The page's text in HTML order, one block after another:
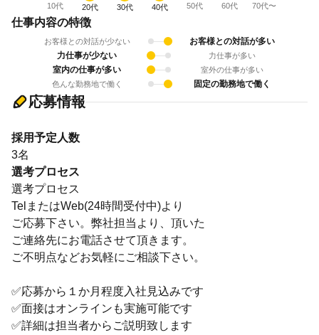
10代 20代 30代 40代 50代 60代 70代〜
仕事内容の特徴
お客様との対話が少ない
お客様との対話が多い
力仕事が少ない
力仕事が多い
室内の仕事が多い
室外の仕事が多い
色んな勤務地で働く
固定の勤務地で働く
応募情報
採用予定人数
3名
選考プロセス
選考プロセス
TelまたはWeb(24時間受付中)より
ご応募下さい。弊社担当より、頂いた
ご連絡先にお電話させて頂きます。
ご不明点などお気軽にご相談下さい。
✅応募から１か月程度入社見込みです
✅面接はオンラインも実施可能です
✅詳細は担当者からご説明致します